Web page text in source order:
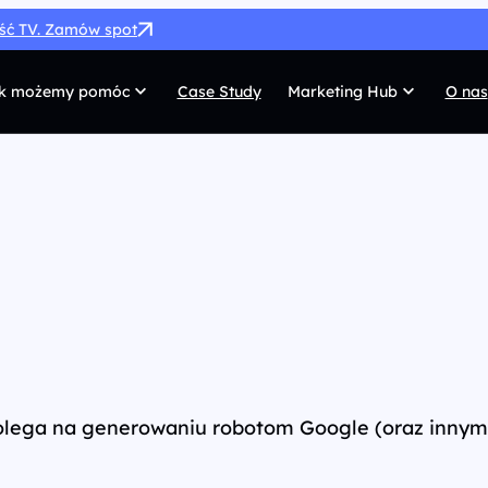
TV. Zamów spot
możemy pomóc Case Study Marketing Hub O nas
na generowaniu robotom Google (oraz